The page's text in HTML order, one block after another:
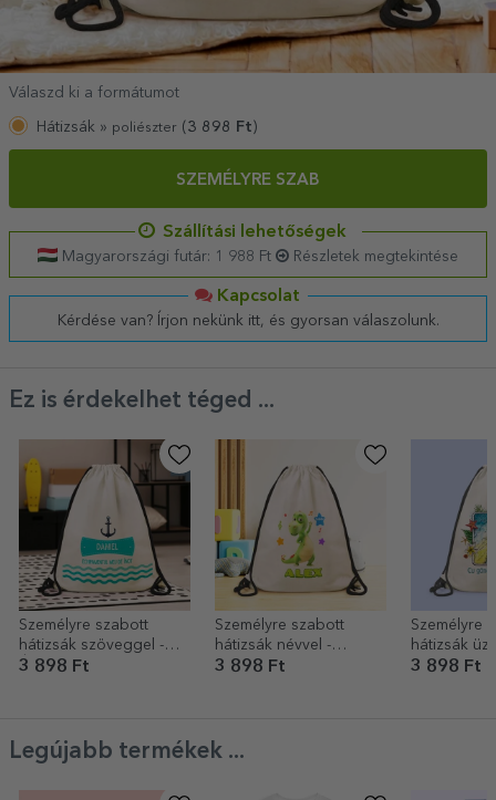
Válaszd ki a formátumot
Hátizsák » poliészter ( 3 898 Ft )
SZEMÉLYRE SZAB
Szállítási lehetőségek
Magyarországi futár: 1 988 Ft Részletek megtekintése
Kapcsolat
Kérdése van? Írjon nekünk itt, és gyorsan válaszolunk.
Ez is érdekelhet téged ...
Személyre szabott
hátizsák szöveggel -
Úszóeszközök
3 898 Ft
Személyre szabott
hátizsák névvel -
Zigaloo
3 898 Ft
Személyre
hátizsák
ünnepekre
3 898 Ft
Legújabb termékek ...